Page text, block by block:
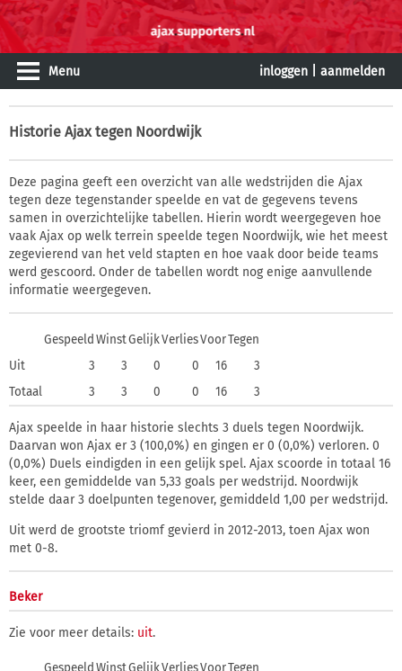
Menu inloggen aanmelden
Historie Ajax tegen Noordwijk
Deze pagina geeft een overzicht van alle wedstrijden die Ajax
tegen deze tegenstander speelde en vat de gegevens tevens
samen in overzichtelijke tabellen. Hierin wordt weergegeven hoe
vaak Ajax op welk terrein speelde tegen Noordwijk, wie het meest
zegevierend van het veld stapten en hoe vaak door beide teams
werd gescoord. Onder de tabellen wordt nog enige aanvullende
informatie weergegeven.
Gespeeld WinstGelijkVerliesVoorTegen
Uit
3 3 0 0 16
3
Totaal
3 3 0 0 16 3
Ajax speelde in haar historie slechts 3 duels tegen Noordwijk.
Daarvan won Ajax er 3 (100,0%) en gingen er 0 (0,0%) verloren. 0
(0,0%) Duels eindigden in een gelijk spel. Ajax scoorde in totaal 16
keer, een gemiddelde van 5,33 goals per wedstrijd. Noordwijk
stelde daar 3 doelpunten tegenover, gemiddeld 1,00 per wedstrijd.
Uit werd de grootste triomf gevierd in 2012-2013, toen Ajax won
met 0-8.
Beker
Zie voor meer details: uit.
Gespeeld WinstGelijkVerliesVoorTegen